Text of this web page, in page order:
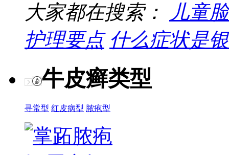
大家都在搜索：
儿童
护理要点 什么症状是
牛皮癣类型
寻常型 红皮病型 脓疱型